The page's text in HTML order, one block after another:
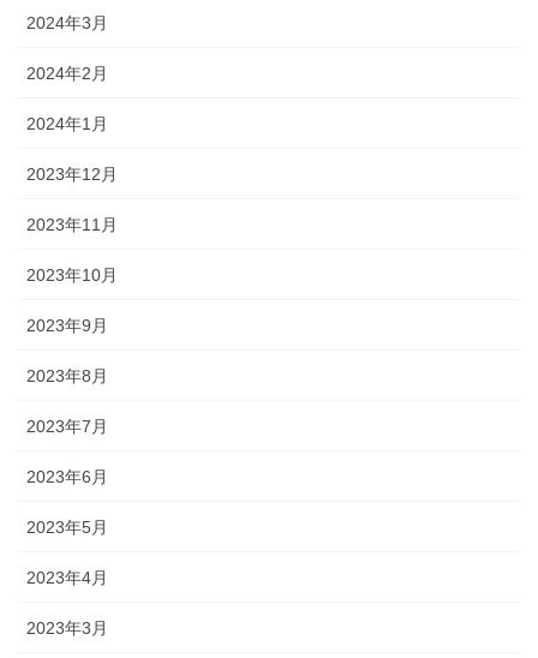
2024年3月
2024年2月
2024年1月
2023年12月
2023年11月
2023年10月
2023年9月
2023年8月
2023年7月
2023年6月
2023年5月
2023年4月
2023年3月